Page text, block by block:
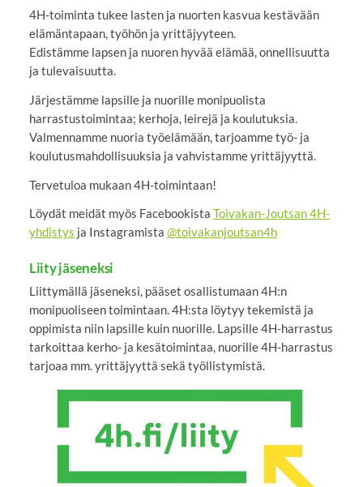
4H-toiminta tukee lasten ja nuorten kasvua kestävään
elämäntapaan, työhön ja yrittäjyyteen.
Edistämme lapsen ja nuoren hyvää elämää, onnellisuutta
ja tulevaisuutta.
Järjestämme lapsille ja nuorille monipuolista
harrastustoimintaa; kerhoja, leirejä ja koulutuksia.
Valmennamme nuoria työelämään, tarjoamme työ- ja
koulutusmahdollisuuksia ja vahvistamme yrittäjyyttä.
Tervetuloa mukaan 4H-toimintaan!
Löydät meidät myös Facebookista Toivakan-Joutsan 4H-
yhdistys ja Instagramista @toivakanjoutsan4h
Liity jäseneksi
Liittymällä jäseneksi, pääset osallistumaan 4H:n
monipuoliseen toimintaan. 4H:sta löytyy tekemistä ja
oppimista niin lapsille kuin nuorille. Lapsille 4H-harrastus
tarkoittaa kerho- ja kesätoimintaa, nuorille 4H-harrastus
tarjoaa mm. yrittäjyyttä sekä työllistymistä.